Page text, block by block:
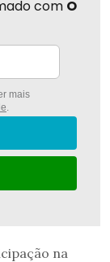
com O
mais
na